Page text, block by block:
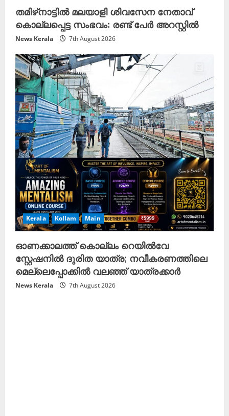
തമിഴ്‌നാട്ടിൽ മലയാളി ശിവസേന നേതാവ്
കൊല്ലപ്പെട്ട സംഭവം: രണ്ട് പേർ അറസ്റ്റിൽ
News Kerala 7th August 2026
Kerala Kollam Main
ഓണക്കാലത്ത് കൊല്ലം റെയിൽവേ
സ്റ്റേഷനിൽ ദുരിത യാത്ര; നവീകരണത്തിലെ
മെല്ലെപ്പോക്കിൽ വലഞ്ഞ് യാത്രക്കാർ
News Kerala 7th August 2026